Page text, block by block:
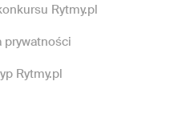
Rytmy.pl
prywatności
Rytmy.pl